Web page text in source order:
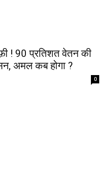
! 90 प्रतिशत वेतन की
अमल कब होगा ?
0